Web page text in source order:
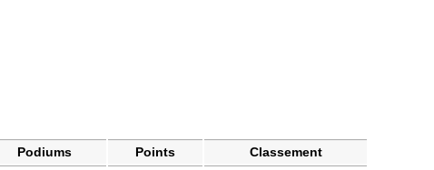
Podiums Points
Classement